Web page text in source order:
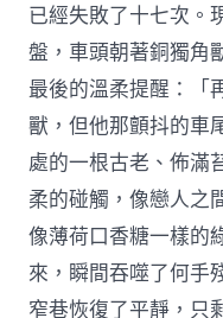
已經失敗了十七次。
盤，車頭朝著銅獨角
最後的溫柔提醒：「
獸，但他那顫抖的車
處的一根古老、佈滿
柔的碰觸，像戀人之
像薄荷口香糖一樣的
來，瞬間吞噬了何手
窄巷恢復了平靜，只